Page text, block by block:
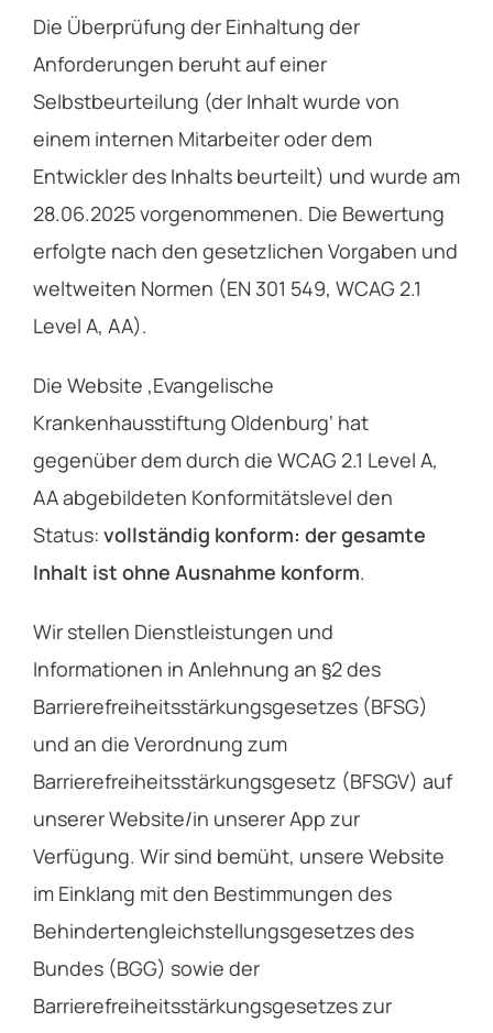
Die Überprüfung der Einhaltung der
Anforderungen beruht auf einer
Selbstbeurteilung (der Inhalt wurde von
einem internen Mitarbeiter oder dem
Entwickler des Inhalts beurteilt) und wurde am
28.06.2025 vorgenommenen. Die Bewertung
erfolgte nach den gesetzlichen Vorgaben und
weltweiten Normen (EN 301 549, WCAG 2.1
Level A, AA).
Die Website ‚Evangelische
Krankenhausstiftung Oldenburg‘ hat
gegenüber dem durch die WCAG 2.1 Level A,
AA abgebildeten Konformitätslevel den
Status: vollständig konform: der gesamte
Inhalt ist ohne Ausnahme konform.
Wir stellen Dienstleistungen und
Informationen in Anlehnung an §2 des
Barrierefreiheitsstärkungsgesetzes (BFSG)
und an die Verordnung zum
Barrierefreiheitsstärkungsgesetz (BFSGV) auf
unserer Website/in unserer App zur
Verfügung. Wir sind bemüht, unsere Website
im Einklang mit den Bestimmungen des
Behindertengleichstellungsgesetzes des
Bundes (BGG) sowie der
Barrierefreiheitsstärkungsgesetzes zur